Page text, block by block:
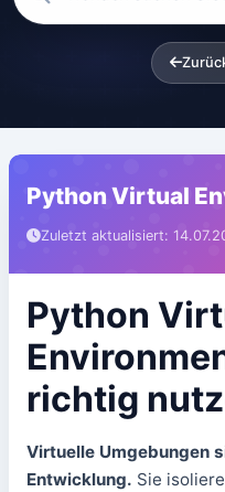
Python Virtual
Zuletzt aktualisiert:
Python
richtig
Virtuelle Umgebungen
Entwicklung. Sie
Enjix
Website erstellen lassen